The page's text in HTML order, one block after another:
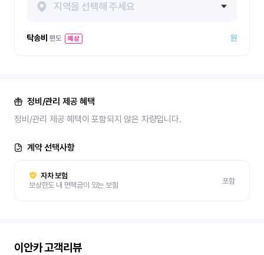
지역을 선택해 주세요
탁송비 편도 예상 원
정비/관리 제공 혜택
정비/관리 제공 혜택이 포함되지 않은 차량입니다.
계약 선택사항
자차 보험
보상한도 내 면책금이 있는 보험
포함
이안카고객리뷰